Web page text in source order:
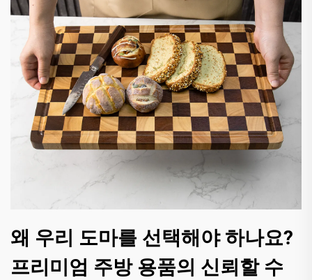
왜 우리 도마를 선택해야 하나요?
프리미엄 주방 용품의 신뢰할 수